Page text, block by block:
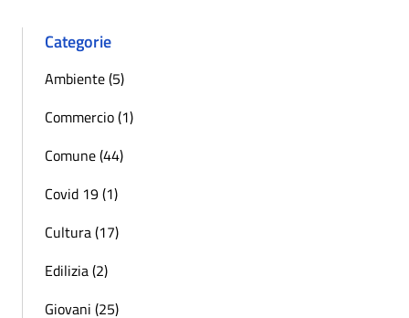
Categorie
Ambiente (5)
Commercio (1)
Comune (44)
Covid 19 (1)
Cultura (17)
Edilizia (2)
Giovani (25)